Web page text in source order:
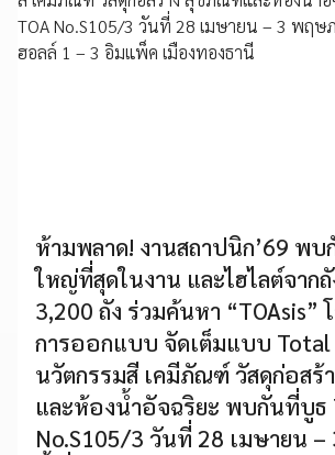
ห้ามพลาด! งานสถาปนิก’69 พบ
ใหญ่ที่สุดในงาน และไฮไลต์จาก
3,200 ถัง ร่วมค้นหา “TOAsis”
การออกแบบ จัดเต็มแบบ Total
นวัตกรรมสี เคมีภัณฑ์ วัสดุก่อส
และห้องน้ำอัจฉริยะ พบกันที่บูธ
No.S105/3 วันที่ 28 เมษายน